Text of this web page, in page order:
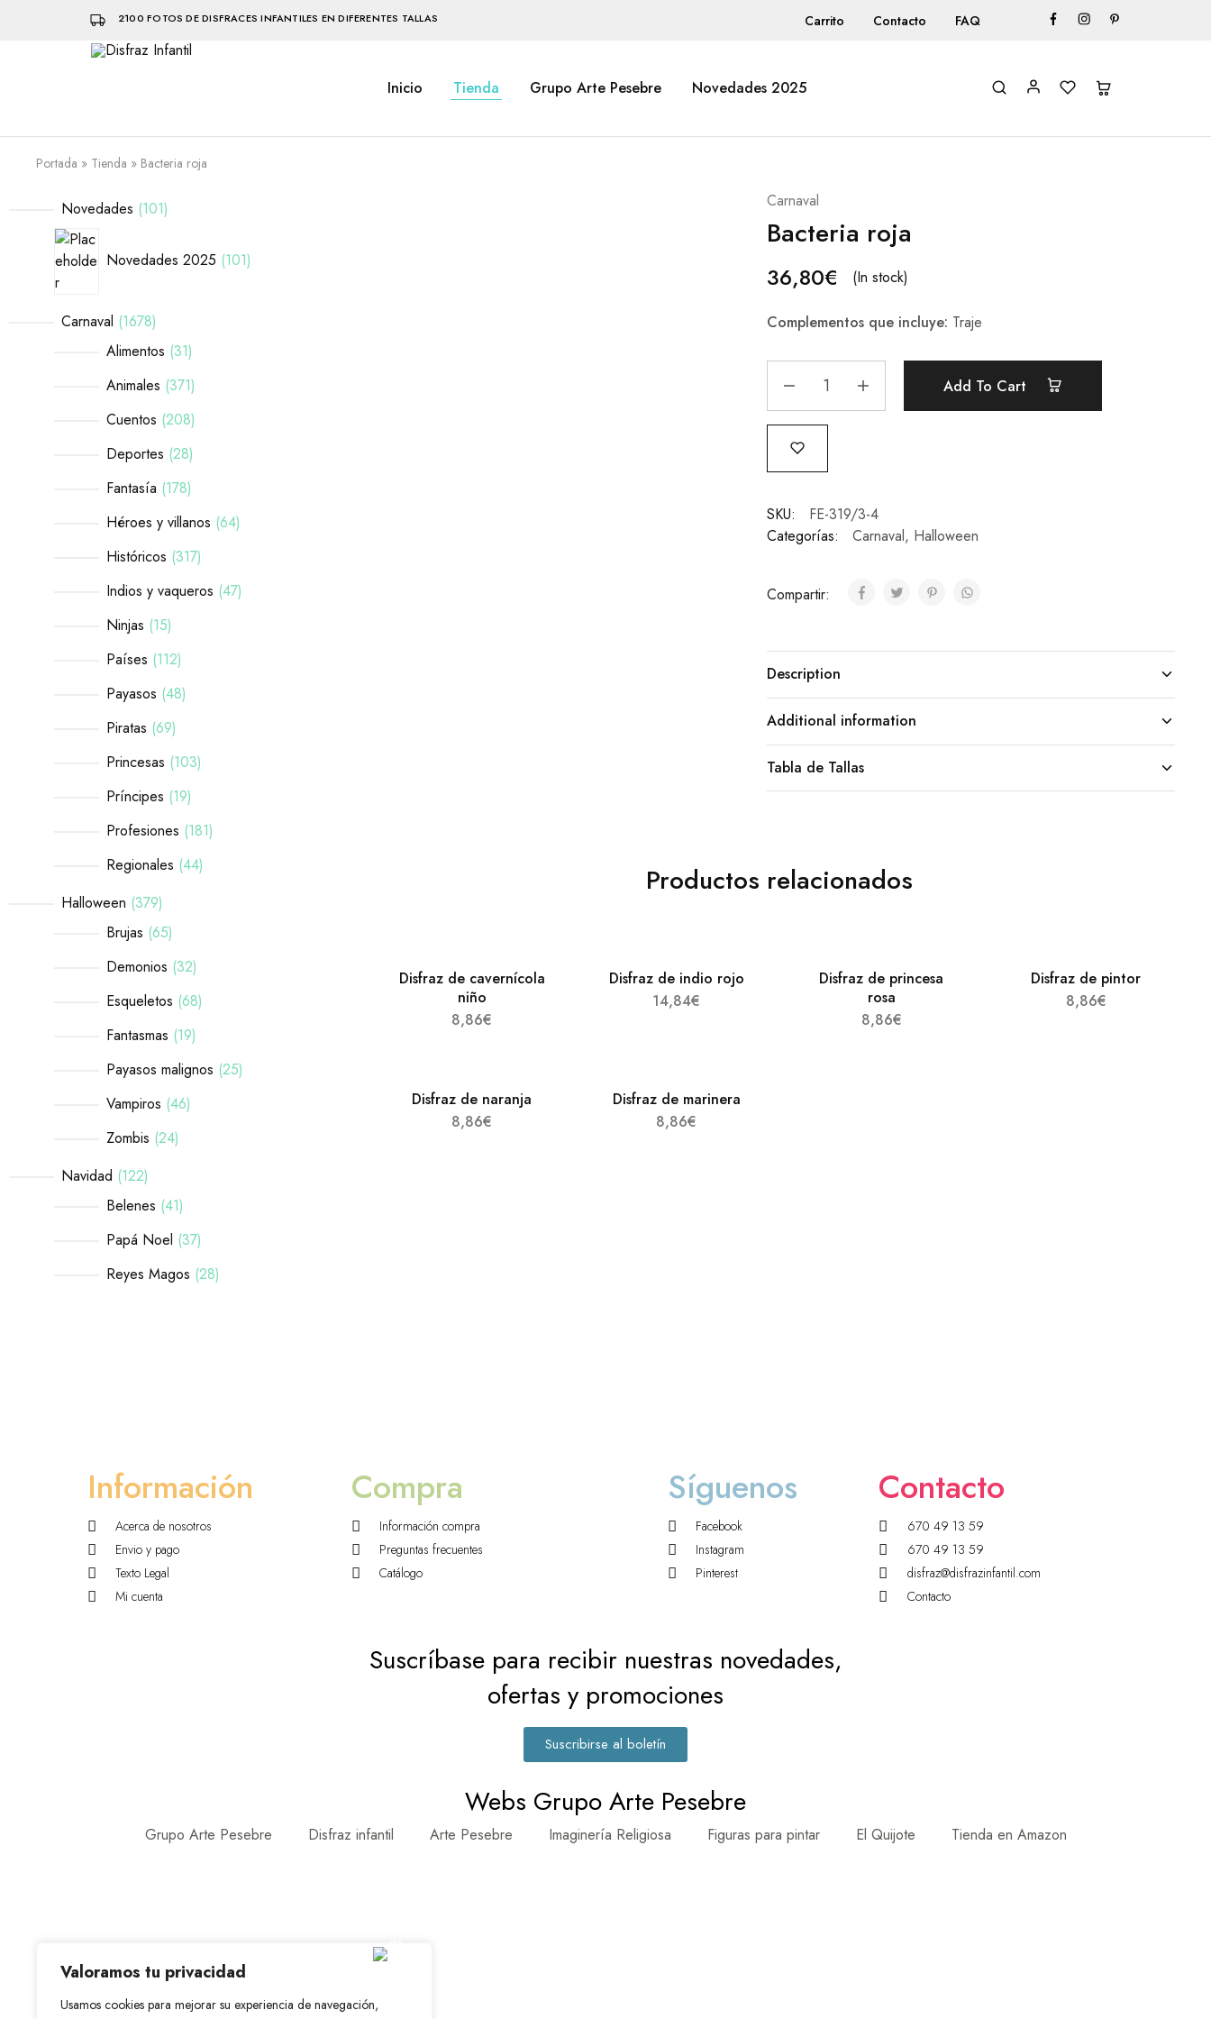
Valoramos tu privacidad
Usamos cookies para mejorar su experiencia de navegación,
2100 FOTOS DE DISFRACES INFANTILES EN DIFERENTES TALLAS Carrito Contacto FAQ
hacen
la
Inicio Tienda Grupo Arte Pesebre Novedades 2025
Portada » Tienda » Bacteria roja
Carnaval
Bacteria roja
36,80€ (In stock)
Complementos que incluye: Traje
Add To Cart
SKU:
FE-319/3-4
Categorías:
Carnaval, Halloween
Compartir:
Description
Additional information
Tabla de Tallas
Productos relacionados
Disfraz de cavernícola
niño
8,86€
Disfraz de indio rojo
14,84€
Disfraz de princesa
rosa
8,86€
Disfraz de pintor
8,86€
Disfraz de naranja
8,86€
Disfraz de marinera
8,86€
Novedades 101
Novedades 2025 101
Carnaval 1678
Alimentos 31
Animales 371
Cuentos 208
Deportes 28
Fantasía 178
Héroes y villanos 64
Históricos 317
Indios y vaqueros 47
Ninjas 15
Países 112
Payasos 48
Piratas 69
Princesas 103
Príncipes 19
Profesiones 181
Regionales 44
Halloween 379
Brujas 65
Demonios 32
Esqueletos 68
Fantasmas 19
Payasos malignos 25
Vampiros 46
Zombis 24
Navidad 122
Belenes 41
Papá Noel 37
Reyes Magos 28
Información
Acerca de nosotros
Envio y pago
Texto Legal
Mi cuenta
Compra
Información compra
Preguntas frecuentes
Catálogo
Síguenos
Facebook
Instagram
Pinterest
Contacto
670 49 13 59
670 49 13 59
disfraz@disfrazinfantil.com
Contacto
Suscríbase para recibir nuestras novedades,
ofertas y promociones
Suscribirse al boletín
Webs Grupo Arte Pesebre
Grupo Arte Pesebre Disfraz infantil Arte Pesebre Imaginería Religiosa Figuras para pintar El Quijote Tienda en Amazon